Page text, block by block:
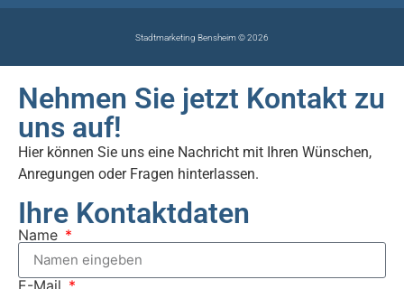
Stadtmarketing Bensheim © 2026
Nehmen Sie jetzt Kontakt zu
uns auf!
Hier können Sie uns eine Nachricht mit Ihren Wünschen,
Anregungen oder Fragen hinterlassen.
Ihre Kontaktdaten
Name
E-Mail